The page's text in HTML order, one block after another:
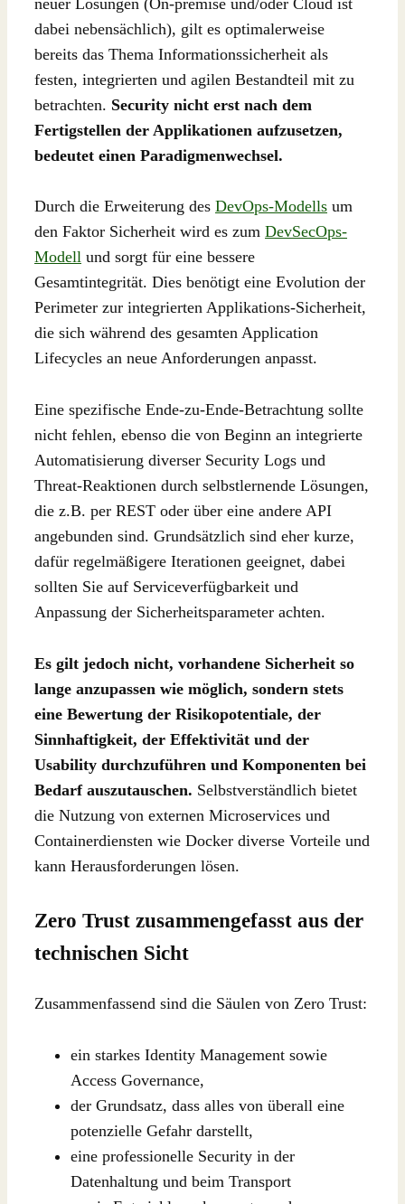
dabei nebensächlich), gilt es optimalerweise
bereits das Thema Informationssicherheit als
festen, integrierten und agilen Bestandteil mit zu
betrachten. Security nicht erst nach dem
Fertigstellen der Applikationen aufzusetzen,
bedeutet einen Paradigmenwechsel.
Durch die Erweiterung des DevOps-Modells um
den Faktor Sicherheit wird es zum DevSecOps-
Modell und sorgt für eine bessere
Gesamtintegrität. Dies benötigt eine Evolution der
Perimeter zur integrierten Applikations-Sicherheit,
die sich während des gesamten Application
Lifecycles an neue Anforderungen anpasst.
Eine spezifische Ende-zu-Ende-Betrachtung sollte
nicht fehlen, ebenso die von Beginn an integrierte
Automatisierung diverser Security Logs und
Threat-Reaktionen durch selbstlernende Lösungen,
die z.B. per REST oder über eine andere API
angebunden sind. Grundsätzlich sind eher kurze,
dafür regelmäßigere Iterationen geeignet, dabei
sollten Sie auf Serviceverfügbarkeit und
Anpassung der Sicherheitsparameter achten.
Es gilt jedoch nicht, vorhandene Sicherheit so
lange anzupassen wie möglich, sondern stets
eine Bewertung der Risikopotentiale, der
Sinnhaftigkeit, der Effektivität und der
Usability durchzuführen und Komponenten bei
Bedarf auszutauschen. Selbstverständlich bietet
die Nutzung von externen Microservices und
Containerdiensten wie Docker diverse Vorteile und
kann Herausforderungen lösen.
Zero Trust zusammengefasst aus der
technischen Sicht
Zusammenfassend sind die Säulen von Zero Trust:
ein starkes Identity Management sowie
Access Governance,
der Grundsatz, dass alles von überall eine
potenzielle Gefahr darstellt,
eine professionelle Security in der
Datenhaltung und beim Transport